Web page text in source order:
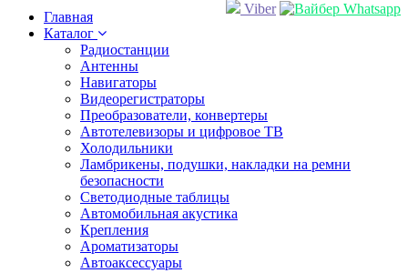
Viber
Whatsapp
Главная
Каталог
Радиостанции
Антенны
Навигаторы
Видеорегистраторы
Преобразователи, конвертеры
Автотелевизоры и цифровое ТВ
Холодильники
Ламбрикены, подушки, накладки на ремни
безопасности
Светодиодные таблицы
Автомобильная акустика
Крепления
Ароматизаторы
Автоаксессуары